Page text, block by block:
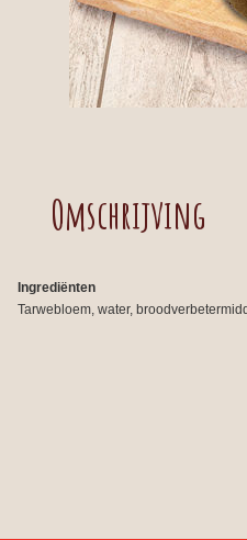
Omschrijving
Ingrediënten
Tarwebloem, water,